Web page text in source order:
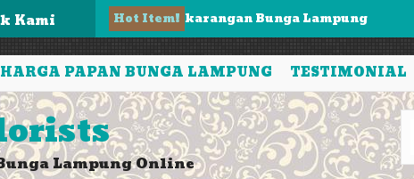
Kami Hot Item! Karangan Bunga Lampung Rustik
Papan Bunga Lampung Rustik
Toko Bunga Lampung
Karangan Bunga lampung -
Papan Bunga Lampung - Model
HARGA PAPAN BUNGA LAMPUNG TESTIMONIAL
Lampung Online